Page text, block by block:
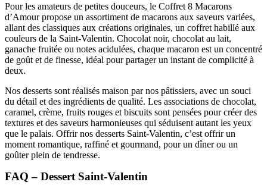
Pour les amateurs de petites douceurs, le Coffret 8 Macarons
d’Amour propose un assortiment de macarons aux saveurs variées,
allant des classiques aux créations originales, un coffret habillé aux
couleurs de la Saint-Valentin. Chocolat noir, chocolat au lait,
ganache fruitée ou notes acidulées, chaque macaron est un concentré
de goût et de finesse, idéal pour partager un instant de complicité à
deux.
Nos desserts sont réalisés maison par nos pâtissiers, avec un souci
du détail et des ingrédients de qualité. Les associations de chocolat,
caramel, crème, fruits rouges et biscuits sont pensées pour créer des
textures et des saveurs harmonieuses qui séduisent autant les yeux
que le palais. Offrir nos desserts Saint-Valentin, c’est offrir un
moment romantique, raffiné et gourmand, pour un dîner ou un
goûter plein de tendresse.
FAQ – Dessert Saint-Valentin